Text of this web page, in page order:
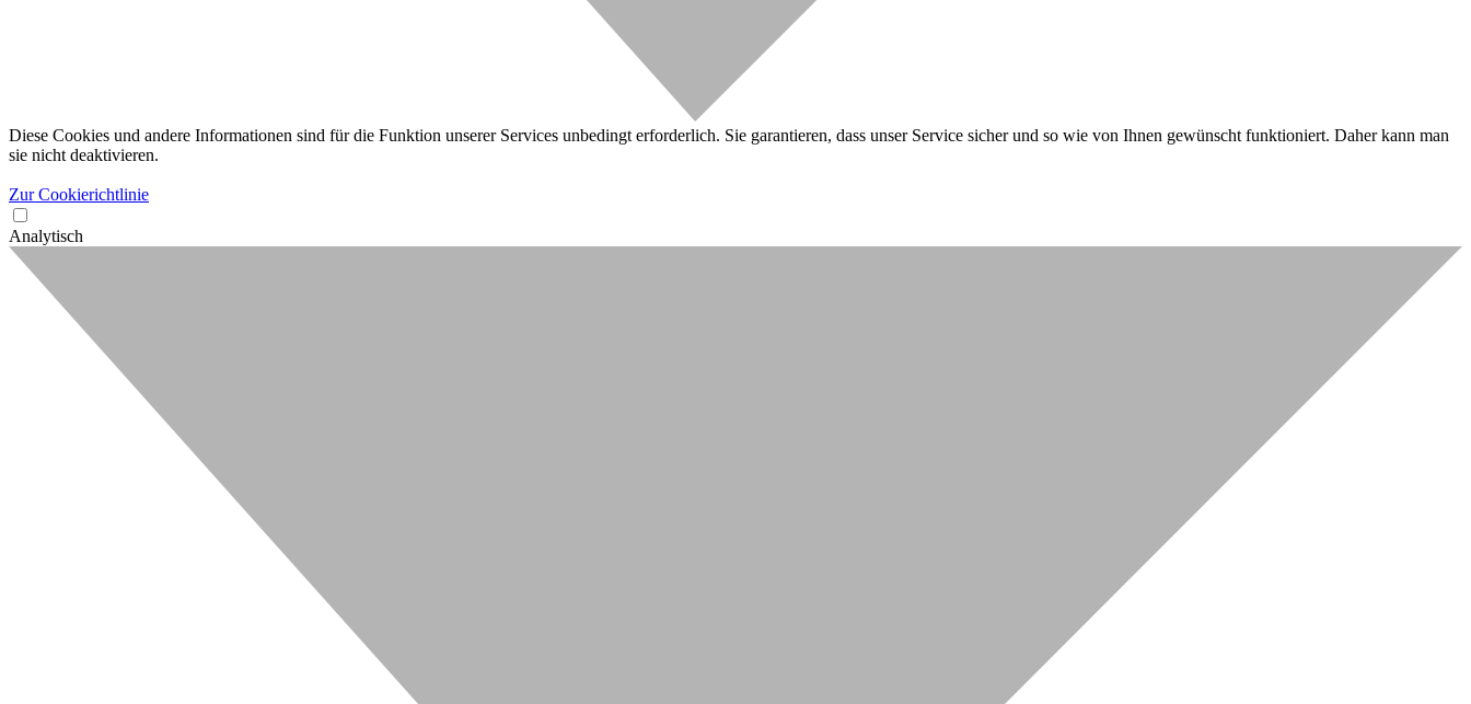
Diese Cookies und andere Informationen sind für die Funktion unserer Services unbedingt erforderlich. Sie garantieren, dass unser Service sicher und so wie von Ihnen gewünscht funktioniert. Daher kann man
sie nicht deaktivieren.
Zur Cookierichtlinie
Analytisch